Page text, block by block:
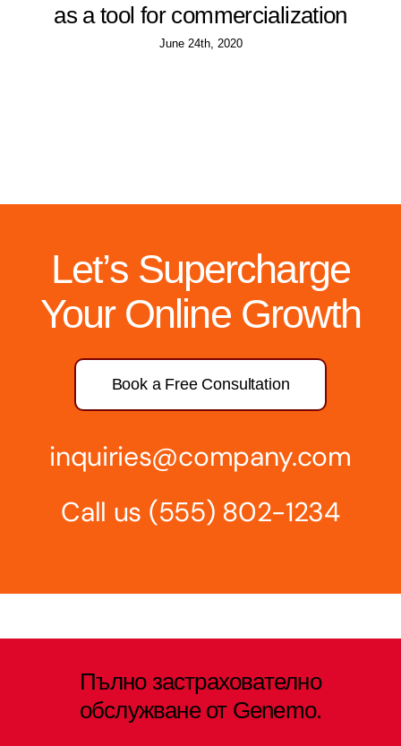
as a tool for commercialization
June 24th, 2020
Let’s Supercharge
Your Online Growth
Book a Free Consultation
inquiries@company.com
Call us (555) 802-1234
Пълно застрахователно
обслужване от Genemo.